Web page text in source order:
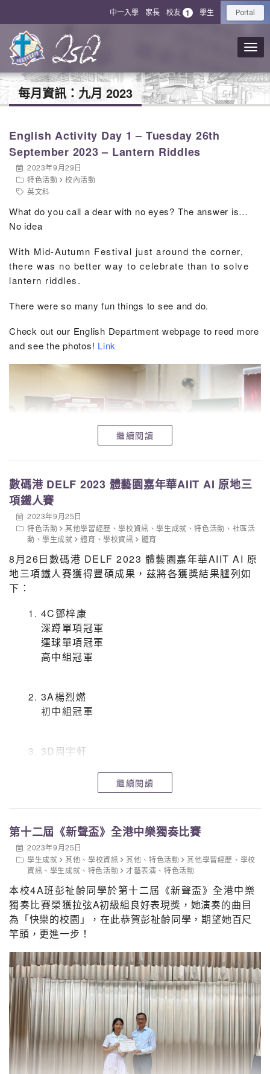
中一入學 家長 校友 1 學生 Portal
每月資訊： 九月 2023
English Activity Day 1 – Tuesday 26th
September 2023 – Lantern Riddles
2023年9月29日
特色活動
校內活動
英文科
What do you call a dear with no eyes? The answer is…
No idea
With Mid-Autumn Festival just around the corner,
there was no better way to celebrate than to solve
lantern riddles.
There were so many fun things to see and do.
Check out our English Department webpage to reed more
and see the photos! Link
繼續閱讀
數碼港 DELF 2023 體藝園嘉年華AIIT AI 原地三
項鐵人賽
2023年9月25日
特色活動
其他學習經歷 、學校資訊 、學生成就 、特色活動 、 社區活
動 、學生成就 體育 、學校資訊 體育
8月26日數碼港 DELF 2023 體藝園嘉年華AIIT AI 原
地三項鐵人賽獲得豐碩成果，茲將各獲獎結果臚列如
下：
4C鄧梓康
深蹲單項冠軍
運球單項冠軍
高中組冠軍
3A楊烈燃
初中組冠軍
3D周宇軒
先軀團體獎
繼續閱讀
第十二屆《新聲盃》全港中樂獨奏比賽
2023年9月25日
學生成就
其他 、學校資訊 其他 、特色活動 其他學習經歷 、 學校
資訊 、 學生成就 、 特色活動 才藝表演 、特色活動
本校4A班彭祉齡同學於第十二屆《新聲盃》全港中樂
獨奏比賽榮獲拉弦A初級組良好表現獎，她演奏的曲目
為「快樂的校園」，在此恭賀彭祉齡同學，期望她百尺
竿頭，更進一步！